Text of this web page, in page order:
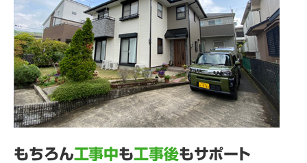
もちろん工事中も工事後もサポート